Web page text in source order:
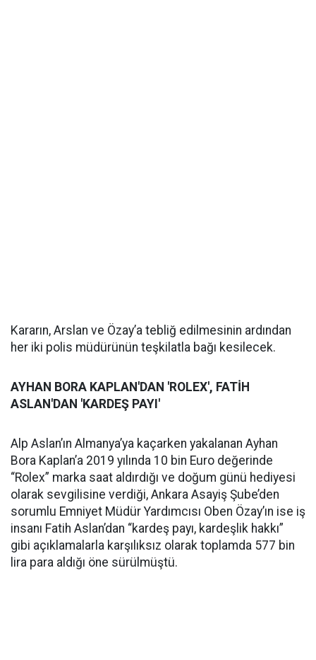
Kararın, Arslan ve Özay’a tebliğ edilmesinin ardından
her iki polis müdürünün teşkilatla bağı kesilecek.
AYHAN BORA KAPLAN'DAN 'ROLEX', FATİH
ASLAN'DAN 'KARDEŞ PAYI'
Alp Aslan’ın Almanya’ya kaçarken yakalanan Ayhan
Bora Kaplan’a 2019 yılında 10 bin Euro değerinde
“Rolex” marka saat aldırdığı ve doğum günü hediyesi
olarak sevgilisine verdiği, Ankara Asayiş Şube’den
sorumlu Emniyet Müdür Yardımcısı Oben Özay’ın ise iş
insanı Fatih Aslan’dan “kardeş payı, kardeşlik hakkı”
gibi açıklamalarla karşılıksız olarak toplamda 577 bin
lira para aldığı öne sürülmüştü.